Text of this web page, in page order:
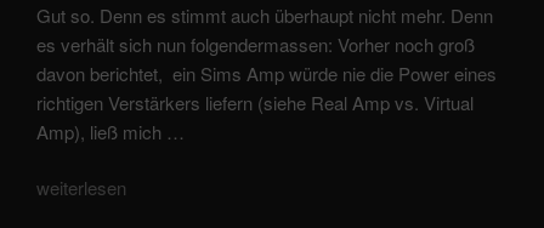
Gut so. Denn es stimmt auch überhaupt nicht mehr. Denn
es verhält sich nun folgendermassen: Vorher noch groß
davon berichtet, ein Sims Amp würde nie die Power eines
richtigen Verstärkers liefern (siehe Real Amp vs. Virtual
Amp), ließ mich …
„Making
weiterlesen